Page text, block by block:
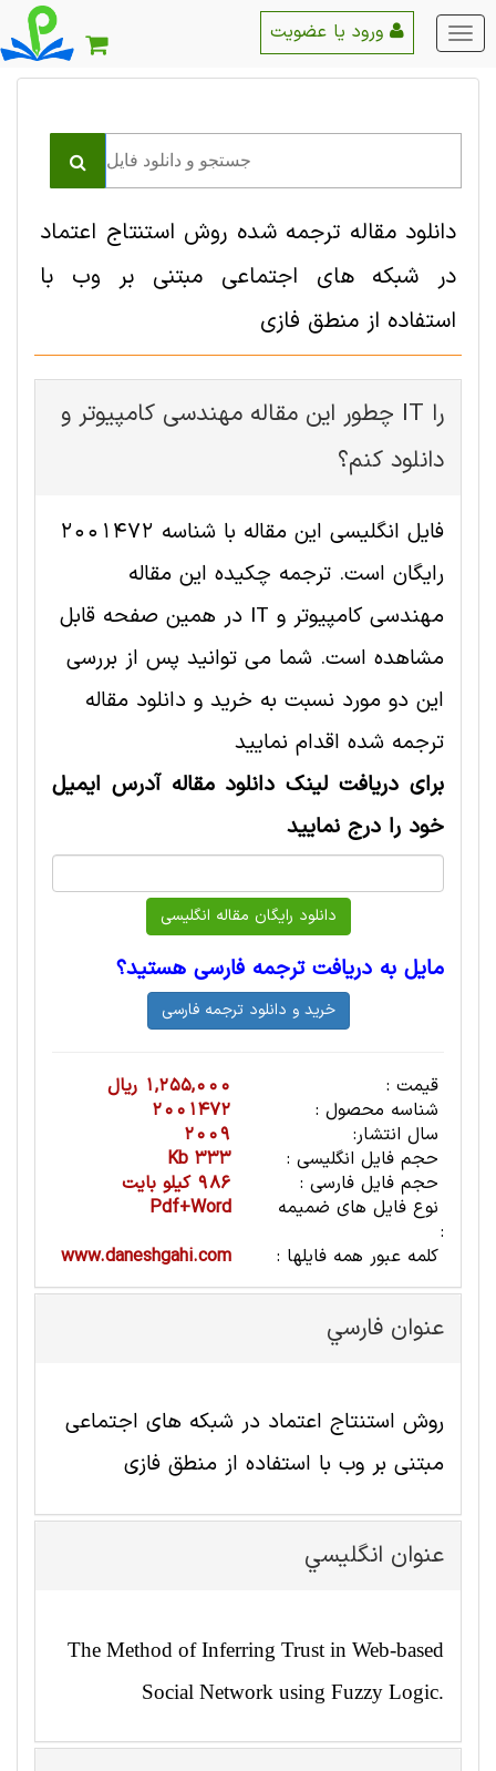
منو
اصلی
دانلود مقاله ترجمه شده روش استنتاج اعتماد
در شبکه های اجتماعی مبتنی بر وب با
استفاده از منطق فازی
چطور این مقاله مهندسی کامپیوتر و IT را
دانلود کنم؟
فایل انگلیسی این مقاله با شناسه 2001472
رایگان است. ترجمه چکیده این مقاله
مهندسی کامپیوتر و IT در همین صفحه قابل
مشاهده است. شما می توانید پس از بررسی
این دو مورد نسبت به خرید و دانلود مقاله
ترجمه شده اقدام نمایید
برای دریافت لینک دانلود مقاله آدرس ایمیل
خود را درج نمایید
مایل به دریافت ترجمه فارسی هستید؟
قیمت :
1,255,000 ریال
شناسه محصول :
2001472
سال انتشار:
2009
حجم فایل انگلیسی :
333 Kb
حجم فایل فارسی :
986 کیلو بایت
نوع فایل های ضمیمه
:
Pdf+Word
کلمه عبور همه فایلها :
www.daneshgahi.com
عنوان فارسي
روش استنتاج اعتماد در شبکه های اجتماعی
مبتنی بر وب با استفاده از منطق فازی
عنوان انگليسي
The Method of Inferring Trust in Web-based
Social Network using Fuzzy Logic.